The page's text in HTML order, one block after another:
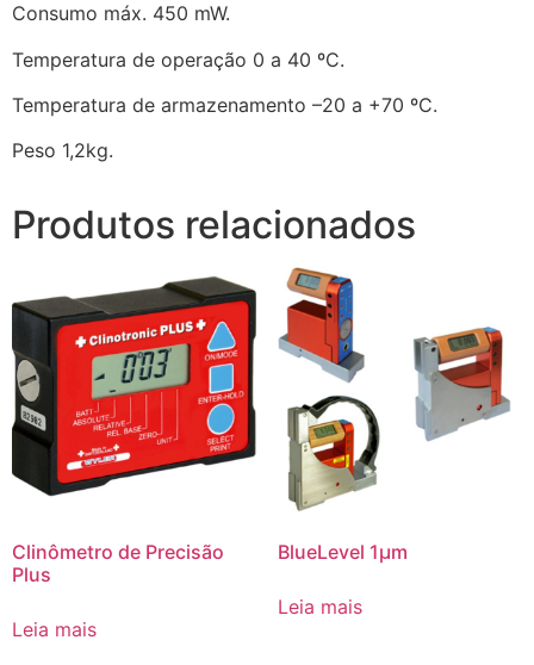
Consumo máx. 450 mW.
Temperatura de operação 0 a 40 ºC.
Temperatura de armazenamento –20 a +70 ºC.
Peso 1,2kg.
Produtos relacionados
Clinômetro de Precisão
Plus
Leia mais
BlueLevel 1μm
Leia mais